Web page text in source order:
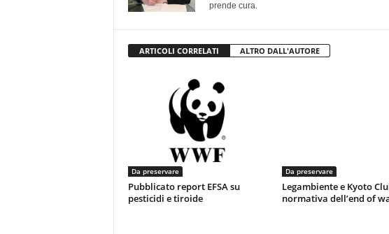
prende cura.
ARTICOLI CORRELATI ALTRO DALL'AUTORE
Da preservare
Pubblicato report EFSA su
pesticidi e tiroide
Da preservare
Legambiente e Kyoto
normativa dell’end of